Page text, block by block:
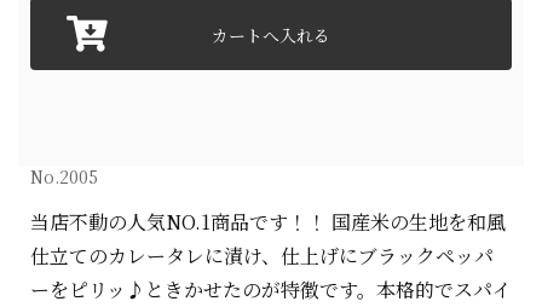
No.2005
当店不動の人気NO.1商品です！！ 国産米の生地を和風
仕立てのカレータレに漬け、仕上げにブラックペッパ
ーをピリッ♪ときかせたのが特徴です。本格的でスパイ